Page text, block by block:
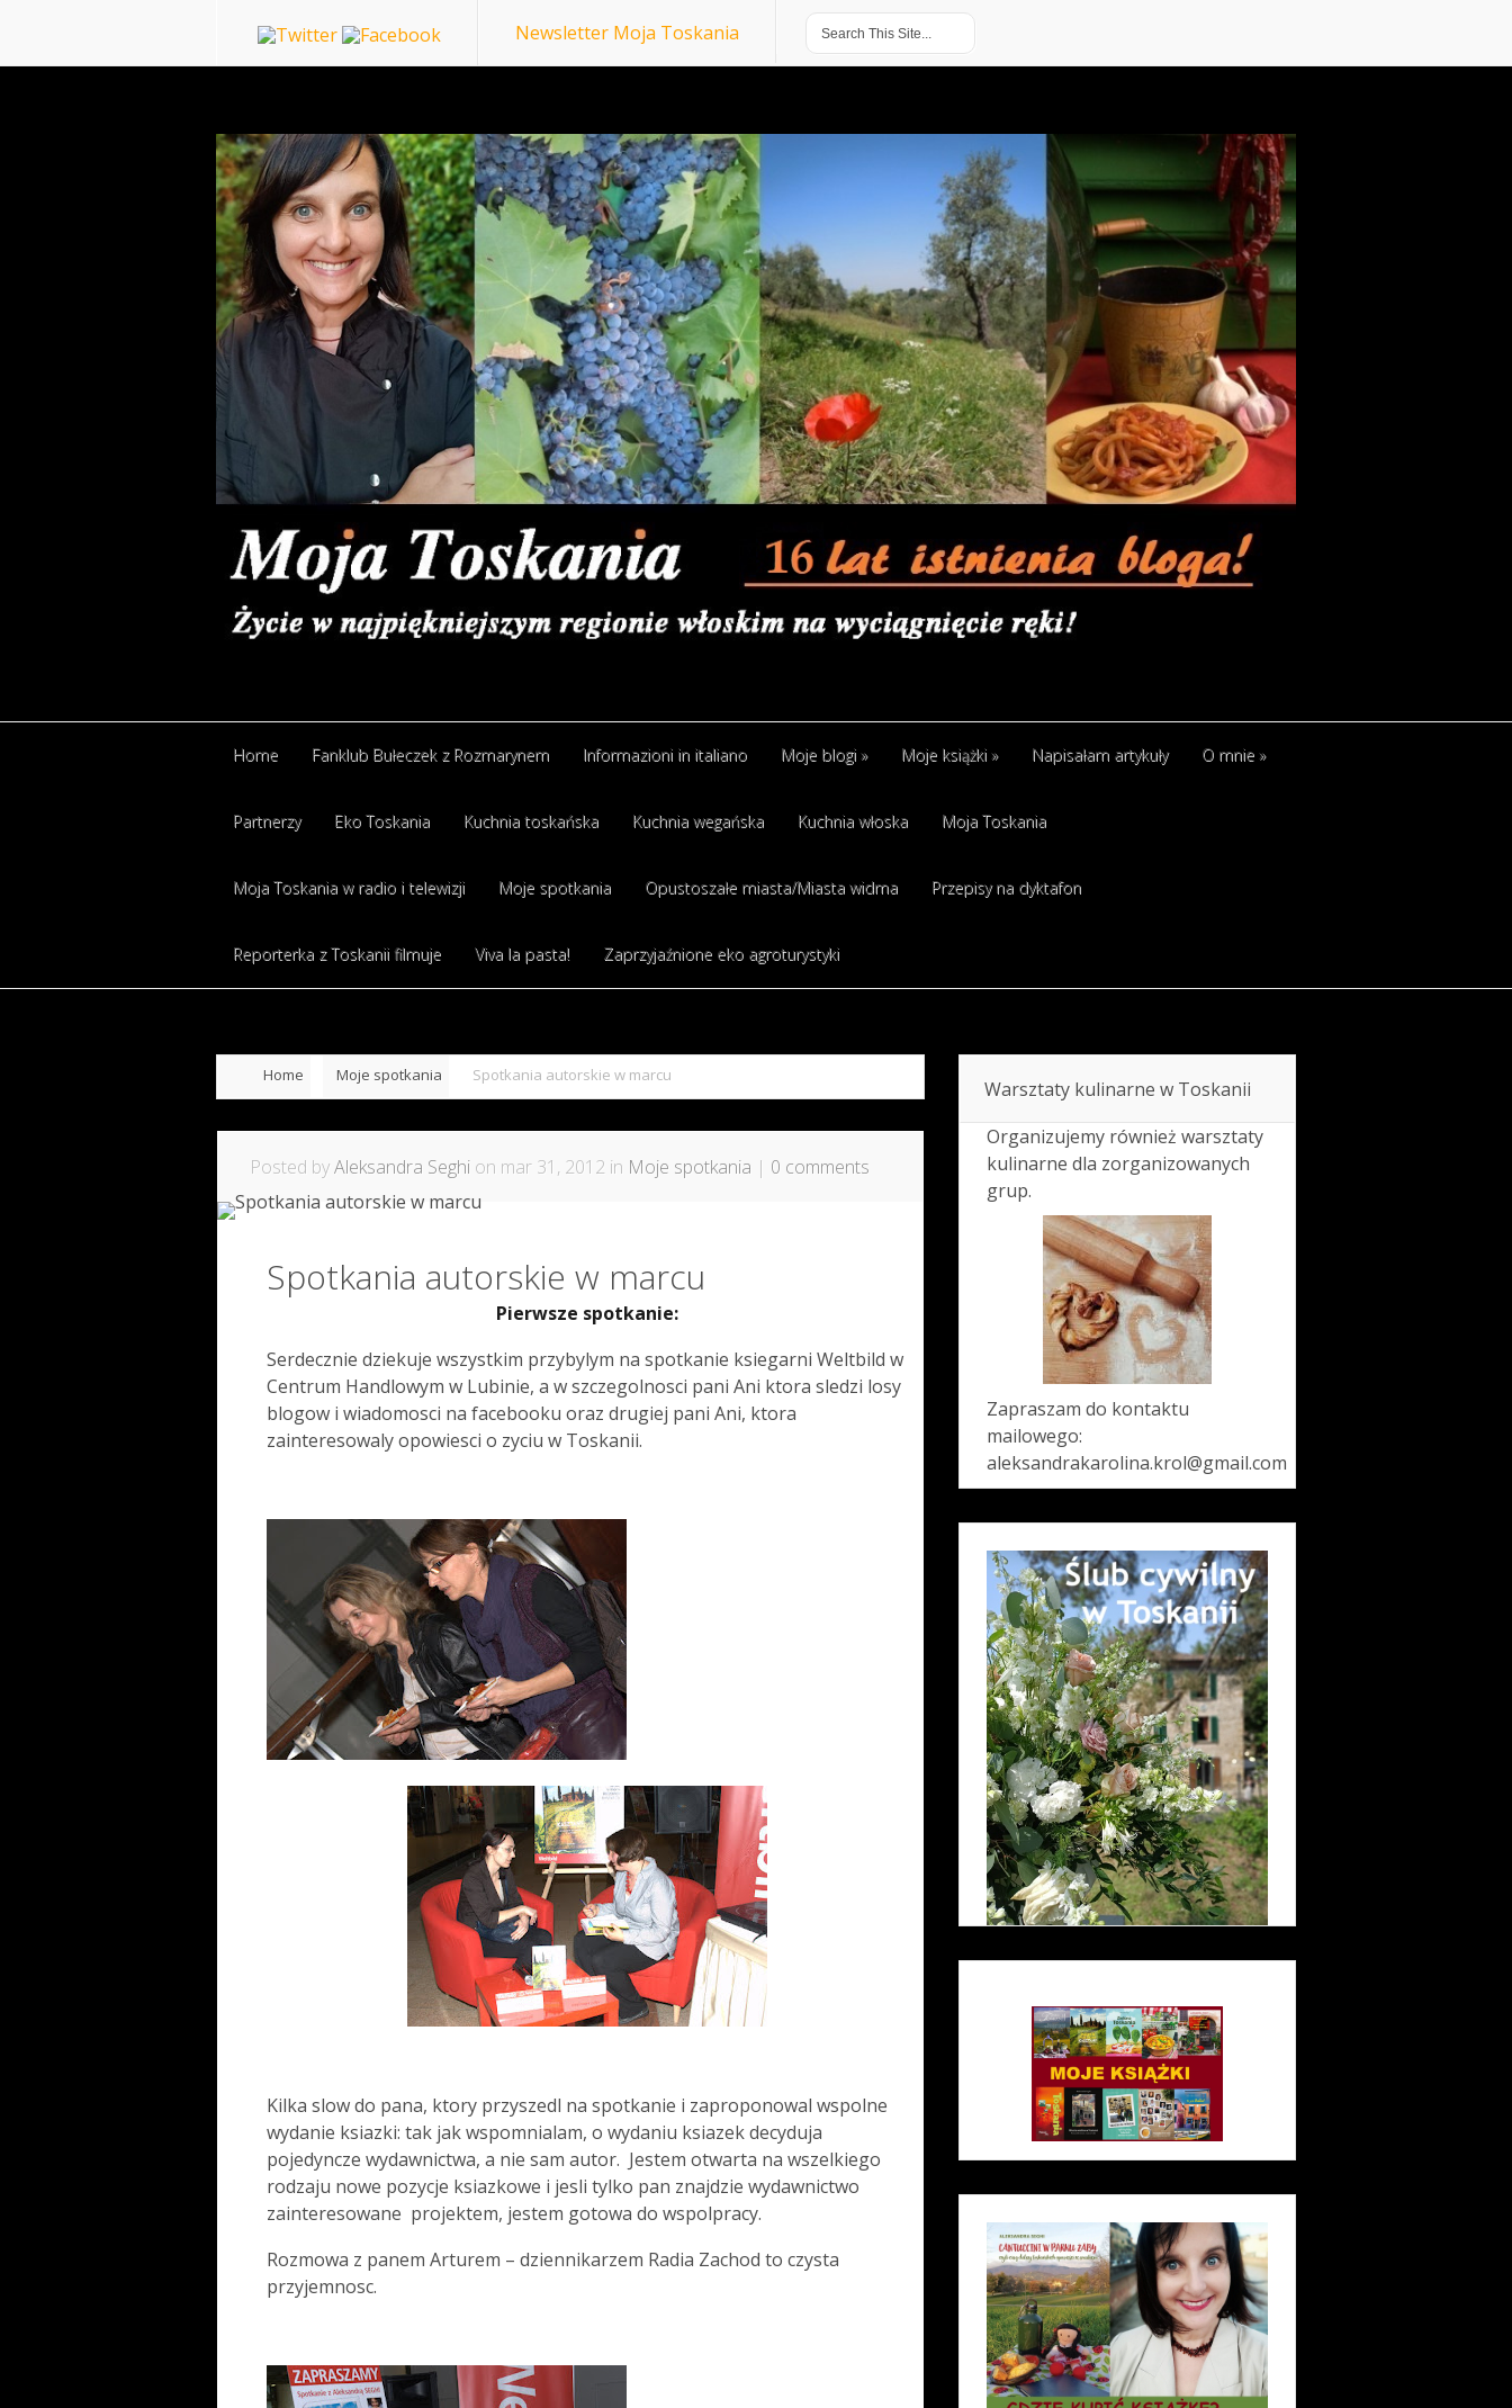
Newsletter Moja Toskania
Home Fanklub Bułeczek z Rozmarynem Informazioni in italiano Moje blogi » Moje książki » Napisałam artykuły O mnie »
Partnerzy Eko Toskania Kuchnia toskańska Kuchnia wegańska Kuchnia włoska Moja Toskania
Moja Toskania w radio i telewizji Moje spotkania Opustoszałe miasta/Miasta widma Przepisy na dyktafon
Reporterka z Toskanii filmuje Viva la pasta! Zaprzyjaźnione eko agroturystyki
Home Moje spotkania Spotkania autorskie w marcu
Posted byAleksandra Seghi on mar 31, 2012 in Moje spotkania | 0 comments
Spotkania autorskie w marcu
Pierwsze spotkanie:
Serdecznie dziekuje wszystkim przybylym na spotkanie ksiegarni Weltbild w
Centrum Handlowym w Lubinie, a w szczegolnosci pani Ani ktora sledzi losy
blogow i wiadomosci na facebooku oraz drugiej pani Ani, ktora
zainteresowaly opowiesci o zyciu w Toskanii.
Kilka slow do pana, ktory przyszedl na spotkanie i zaproponowal wspolne
wydanie ksiazki: tak jak wspomnialam, o wydaniu ksiazek decyduja
pojedyncze wydawnictwa, a nie sam autor. Jestem otwarta na wszelkiego
rodzaju nowe pozycje ksiazkowe i jesli tylko pan znajdzie wydawnictwo
zainteresowane projektem, jestem gotowa do wspolpracy.
Rozmowa z panem Arturem – dziennikarzem Radia Zachod to czysta
przyjemnosc.
Warsztaty kulinarne w Toskanii
Organizujemy również warsztaty
kulinarne dla zorganizowanych
grup.
Zapraszam do kontaktu
mailowego:
aleksandrakarolina.krol@gmail.com